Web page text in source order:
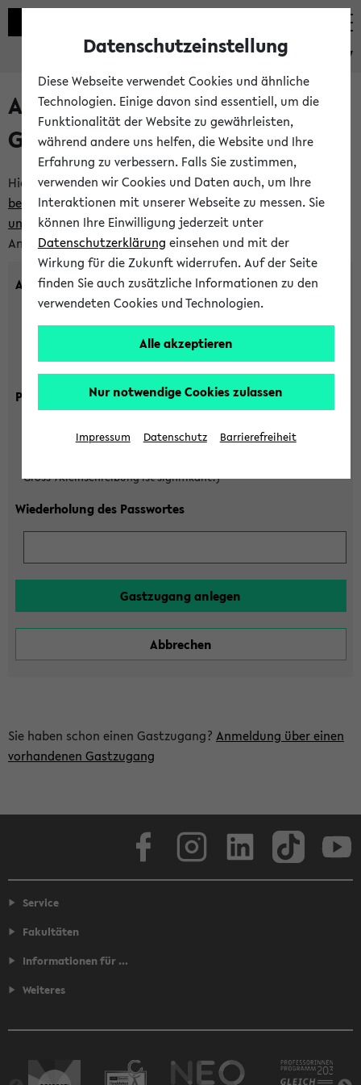
eKVV
Anlegen eines neuen
Gastzugangs
Hier können Sie einen neuen Gastzugang anlegen.Bitte
beachten Sie die Einschränkungen, denen Gastzugänge
unterworfen sind. Tragen Sie den gewünschten
Anmeldenamen und Ihr Passwort ein:
Anmeldename
(3 bis 20 Zeichen, nur Buchstaben A-Z und Ziffern 0-9,
Gross-/Kleinschreibung ist signifikant!)
Passwort
Gross-/Kleinschreibung ist signifikant!)
Wiederholung des Passwortes
Sie haben schon einen Gastzugang? Anmeldung über einen
vorhandenen Gastzugang
Service
Fakultäten
Informationen für ...
Weiteres
Datenschutzeinstellung
Diese Webseite verwendet Cookies und ähnliche
Technologien. Einige davon sind essentiell, um die
Funktionalität der Website zu gewährleisten,
während andere uns helfen, die Website und Ihre
Erfahrung zu verbessern. Falls Sie zustimmen,
verwenden wir Cookies und Daten auch, um Ihre
Interaktionen mit unserer Webseite zu messen. Sie
können Ihre Einwilligung jederzeit unter
Datenschutzerklärung einsehen und mit der
Wirkung für die Zukunft widerrufen. Auf der Seite
finden Sie auch zusätzliche Informationen zu den
verwendeten Cookies und Technologien.
Alle akzeptieren
Nur notwendige Cookies zulassen
Impressum Datenschutz Barrierefreiheit